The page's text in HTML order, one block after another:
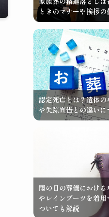
ときのマナーや挨拶
認定死亡とは？遺体
や失踪宣告との違いに
雨の日の葬儀におけ
やレインブーツを着
ついても解説